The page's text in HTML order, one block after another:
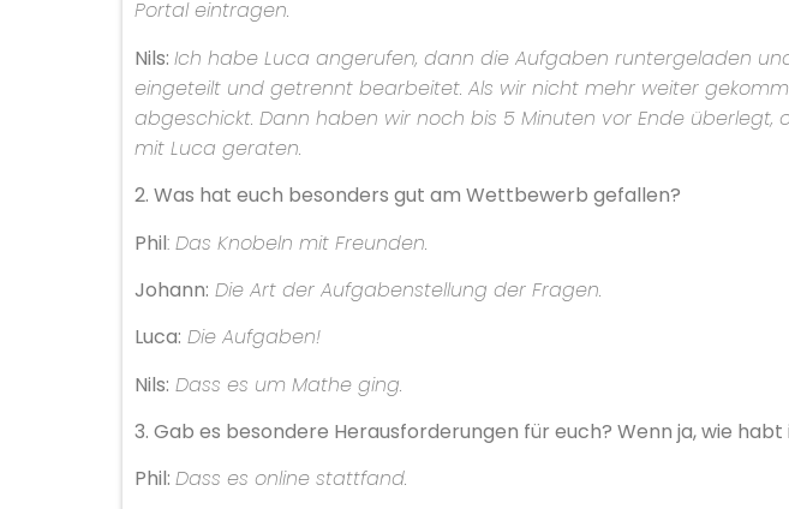
Portal eintragen.
Nils: Ich habe Luca angerufen, dann die Aufgaben runtergeladen
eingeteilt und getrennt bearbeitet. Als wir nicht mehr weiter
abgeschickt. Dann haben wir noch bis 5 Minuten vor Ende
mit Luca geraten.
2. Was hat euch besonders gut am Wettbewerb gefallen?
Phil: Das Knobeln mit Freunden.
Johann: Die Art der Aufgabenstellung der Fragen.
Luca: Die Aufgaben!
Nils: Dass es um Mathe ging.
3. Gab es besondere Herausforderungen für euch? Wenn ja, wie
Phil: Dass es online stattfand.